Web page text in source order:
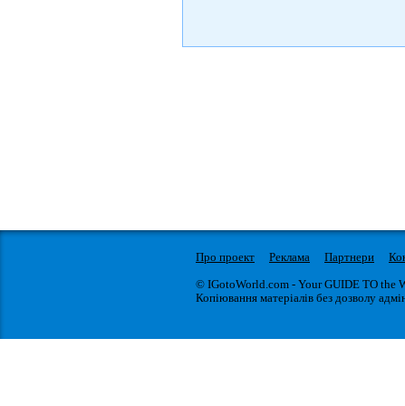
Про проект Реклама Партнери
© IGotoWorld.com - Your GUIDE TO the
Копіювання матеріалів без дозволу